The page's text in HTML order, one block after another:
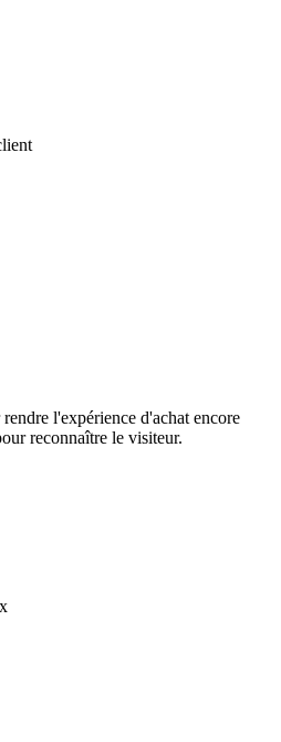
l'expérience d'achat encore
reconnaître le visiteur.